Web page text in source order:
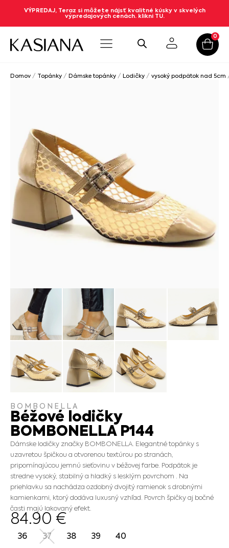
VÝPREDAJ, Teraz si môžete nájsť kvalitné kúsky v skvelých
výpredajových cenách. klikni TU.
0
Domov / Topánky / Dámske topánky / Lodičky / vysoký podpätok nad 5cm
BOMBONELLA
Béžové lodičky
BOMBONELLA P144
Dámske lodičky značky BOMBONELLA. Elegantné topánky s
uzavretou špičkou a otvorenou textúrou po stranách,
pripomínajúcou jemnú sieťovinu v béžovej farbe. Podpätok je
stredne vysoký, stabilný a hladký s lesklým povrchom . Na
priehlavku sa nachádza ozdobný dvojitý ramienok s drobnými
kamienkami, ktorý dodáva luxusný vzhľad. Povrch špičky aj bočné
časti majú lakovaný efekt.
84.90 €
36 37 38 39 40